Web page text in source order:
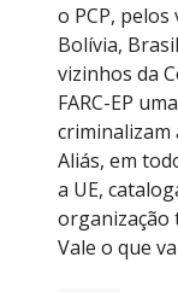
o PCP,
Bolívia,
vizinhos da
FARC-EP
criminalizam
Aliás, em
a UE,
organização
Vale o que